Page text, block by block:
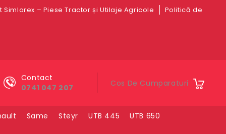
Simlorex – Piese Tractor și Utilaje Agricole Politică de
Cos De Cumparaturi
Contact
0741 047 207
Same Steyr UTB 445
UTB 650